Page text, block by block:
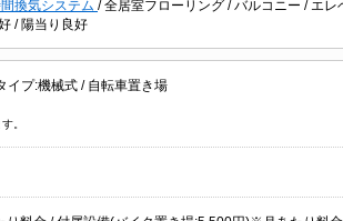
換気システム /全居室フローリング /バルコニー / エレ
/ 陽当り良好
イプ:機械式 / 自転車置き場
。